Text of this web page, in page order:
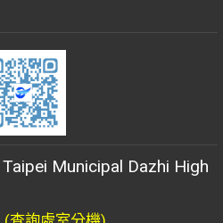
Taipei Municipal Dazhi High